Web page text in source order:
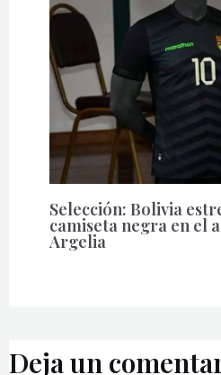
Selección: Bolivia
camiseta negra en el
Argelia
Deja un